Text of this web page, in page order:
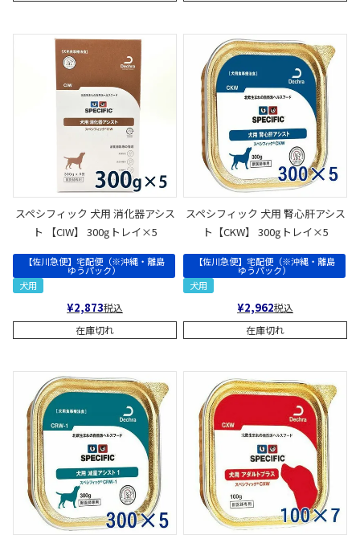
スペシフィック 犬用 消化器アシス
ト 【CIW】 300gトレイ×5
【佐川急便】宅配便（※沖縄・離島
ゆうパック）
犬用
¥2,873税込
在庫切れ
スペシフィック 犬用 腎心肝アシス
ト【CKW】 300gトレイ×5
【佐川急便】宅配便（※沖縄・離島
ゆうパック）
犬用
¥2,962税込
在庫切れ